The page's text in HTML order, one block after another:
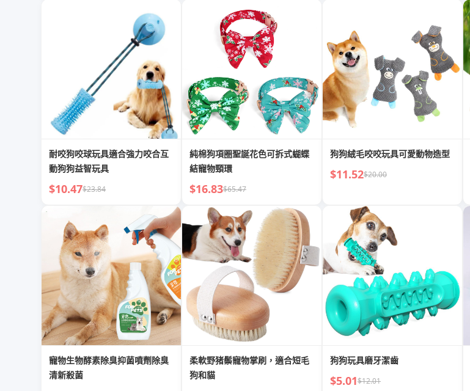
耐咬狗咬球玩具適合強力咬合互
動狗狗益智玩具
$10.47$23.84
純棉狗項圈聖誕花色可拆式蝴蝶
結寵物頸環
$16.83$65.47
狗狗絨毛咬咬玩具可愛動物造型
$11.52$20.00
寵物生物酵素除臭抑菌噴劑除臭
清新殺菌
柔軟野猪鬃寵物掌刷，適合短毛
狗和貓
狗狗玩具磨牙潔齒
$5.01$12.01